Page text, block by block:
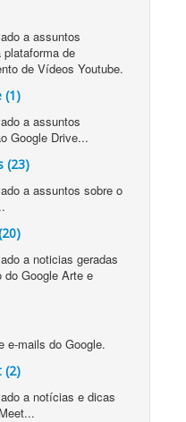
a assuntos
plataforma de
de Vídeos Youtube.
(1)
a assuntos
Google Drive...
(23)
a assuntos sobre o
a noticias geradas
do Google Arte e
e-mails do Google.
(2)
a notícias e dicas